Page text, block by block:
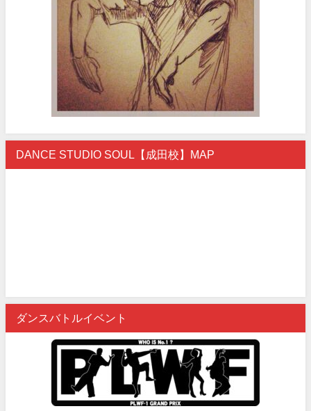
DANCE STUDIO SOUL【成田校】MAP
ダンスバトルイベント